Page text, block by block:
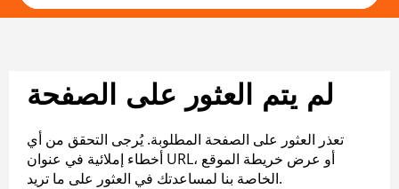
لم يتم العثور على الصفحة
تعذر العثور على الصفحة المطلوبة. يُرجى التحقق من أي
أخطاء إملائية في عنوان URL، أو عرض خريطة الموقع
الخاصة بنا لمساعدتك في العثور على ما تريد.